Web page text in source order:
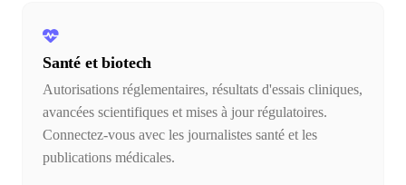
Santé et biotech
Autorisations réglementaires, résultats d'essais cliniques,
avancées scientifiques et mises à jour régulatoires.
Connectez-vous avec les journalistes santé et les
publications médicales.